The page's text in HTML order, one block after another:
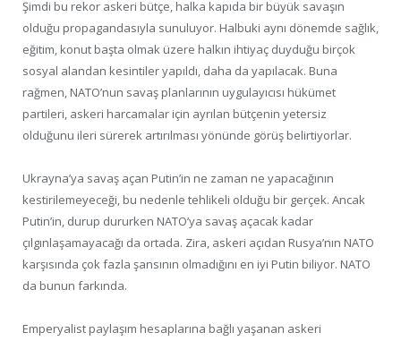
Şimdi bu rekor askeri bütçe, halka kapıda bir büyük savaşın
olduğu propagandasıyla sunuluyor. Halbuki aynı dönemde sağlık,
eğitim, konut başta olmak üzere halkın ihtiyaç duyduğu birçok
sosyal alandan kesintiler yapıldı, daha da yapılacak. Buna
rağmen, NATO’nun savaş planlarının uygulayıcısı hükümet
partileri, askeri harcamalar için ayrılan bütçenin yetersiz
olduğunu ileri sürerek artırılması yönünde görüş belirtiyorlar.
Ukrayna’ya savaş açan Putin’in ne zaman ne yapacağının
kestirilemeyeceği, bu nedenle tehlikeli olduğu bir gerçek. Ancak
Putin’in, durup dururken NATO’ya savaş açacak kadar
çılgınlaşamayacağı da ortada. Zira, askeri açıdan Rusya’nın NATO
karşısında çok fazla şansının olmadığını en iyi Putin biliyor. NATO
da bunun farkında.
Emperyalist paylaşım hesaplarına bağlı yaşanan askeri